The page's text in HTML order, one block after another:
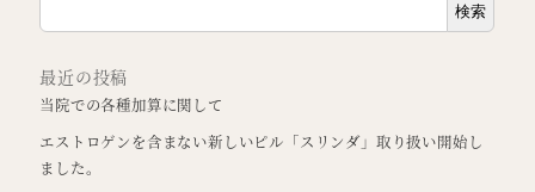
検索
最近の投稿
当院での各種加算に関して
エストロゲンを含まない新しいピル「スリンダ」取り扱い開始し
ました。